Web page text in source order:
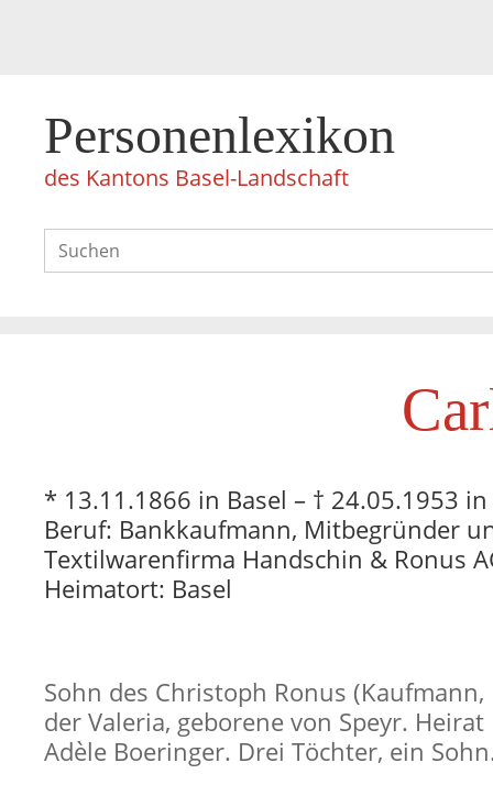
Personenlexikon
des Kantons Basel-Landschaft
* 13.11.1866 in Basel – † 24.05.1953 in
Beruf: Bankkaufmann, Mitbegründer
Textilwarenfirma Handschin & Ronus
Heimatort: Basel
Sohn des Christoph Ronus
der Valeria, geborene von Speyr.
Adèle Boeringer. Drei Töchter, ein